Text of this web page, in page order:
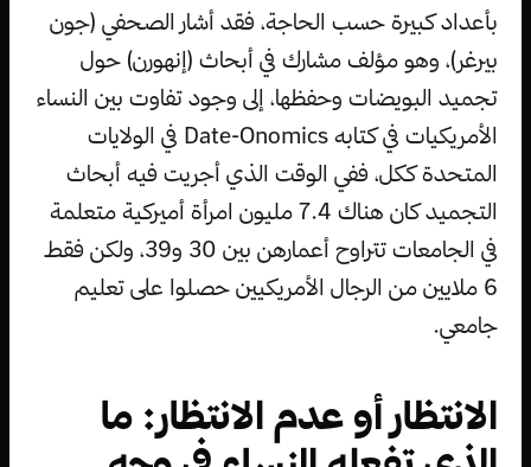
بأعداد كبيرة حسب الحاجة، فقد أشار الصحفي (جون
بيرغر)، وهو مؤلف مشارك في أبحاث (إنهورن) حول
تجميد البويضات وحفظها، إلى وجود تفاوت بين النساء
الأمريكيات في كتابه Date-Onomics في الولايات
المتحدة ككل، ففي الوقت الذي أجريت فيه أبحاث
التجميد كان هناك 7.4 مليون امرأة أميركية متعلمة
في الجامعات تتراوح أعمارهن بين 30 و39، ولكن فقط
6 ملايين من الرجال الأمريكيين حصلوا على تعليم
جامعي.
الانتظار أو عدم الانتظار: ما